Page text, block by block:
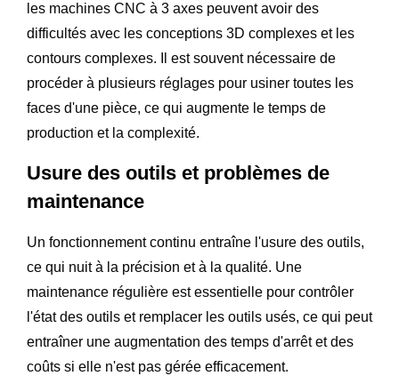
les machines CNC à 3 axes peuvent avoir des
difficultés avec les conceptions 3D complexes et les
contours complexes. Il est souvent nécessaire de
procéder à plusieurs réglages pour usiner toutes les
faces d'une pièce, ce qui augmente le temps de
production et la complexité.
Usure des outils et problèmes de
maintenance
Un fonctionnement continu entraîne l'usure des outils,
ce qui nuit à la précision et à la qualité. Une
maintenance régulière est essentielle pour contrôler
l'état des outils et remplacer les outils usés, ce qui peut
entraîner une augmentation des temps d'arrêt et des
coûts si elle n'est pas gérée efficacement.